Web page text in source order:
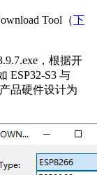
Tool（下
，根据开
ESP32-S3 与
品硬件设计为